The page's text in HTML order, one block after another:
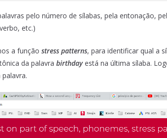
pelo número de sílabas, pela entonação,
etc.)
a função stress patterns, para identificar qual a
da palavra birthdayestá na última sílaba.